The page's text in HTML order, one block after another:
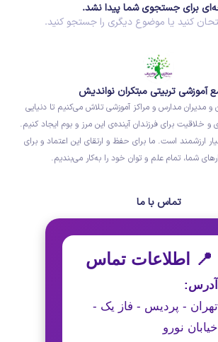
برای جستجوی شما پیدا نشد.
کنید یا موضوع دیگری را جستجو کنید.
آموزشی تربیتی مبتکران نواندیش
و مدیران مدارس و مراکز آموزشی تلاش می‌کنیم تا دنیایی
و خلاقیت برای فرزندان آینده‌ی این مرز و بوم ایجاد کنیم.
ارزشمند است. ما برای حفظ و ارتقای این اعتماد و برای
شما، تمام علم و توان خود را به‌کار می‌بندیم.
تماس با ما
📍 اطلاعات تماس
آدرس:
تهران - پردیس - فاز یک -
خیابان نورو